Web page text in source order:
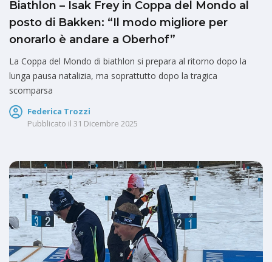
Biathlon – Isak Frey in Coppa del Mondo al
posto di Bakken: “Il modo migliore per
onorarlo è andare a Oberhof”
La Coppa del Mondo di biathlon si prepara al ritorno dopo la
lunga pausa natalizia, ma soprattutto dopo la tragica
scomparsa
Federica Trozzi
Pubblicato il 31 Dicembre 2025